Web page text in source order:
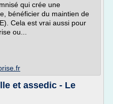
qui crée une
bénéficier du maintien de
Cela est vrai aussi pour
ou...
et assedic - Le